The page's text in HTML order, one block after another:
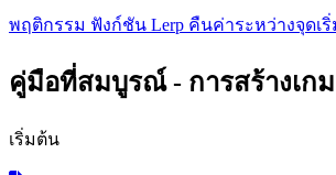
พฤติกรรม ฟังก์ชัน Lerp คืนค่าระหว่างจุดเ
คู่มือที่สมบูรณ์ - การสร้างเก
เริ่มต้น